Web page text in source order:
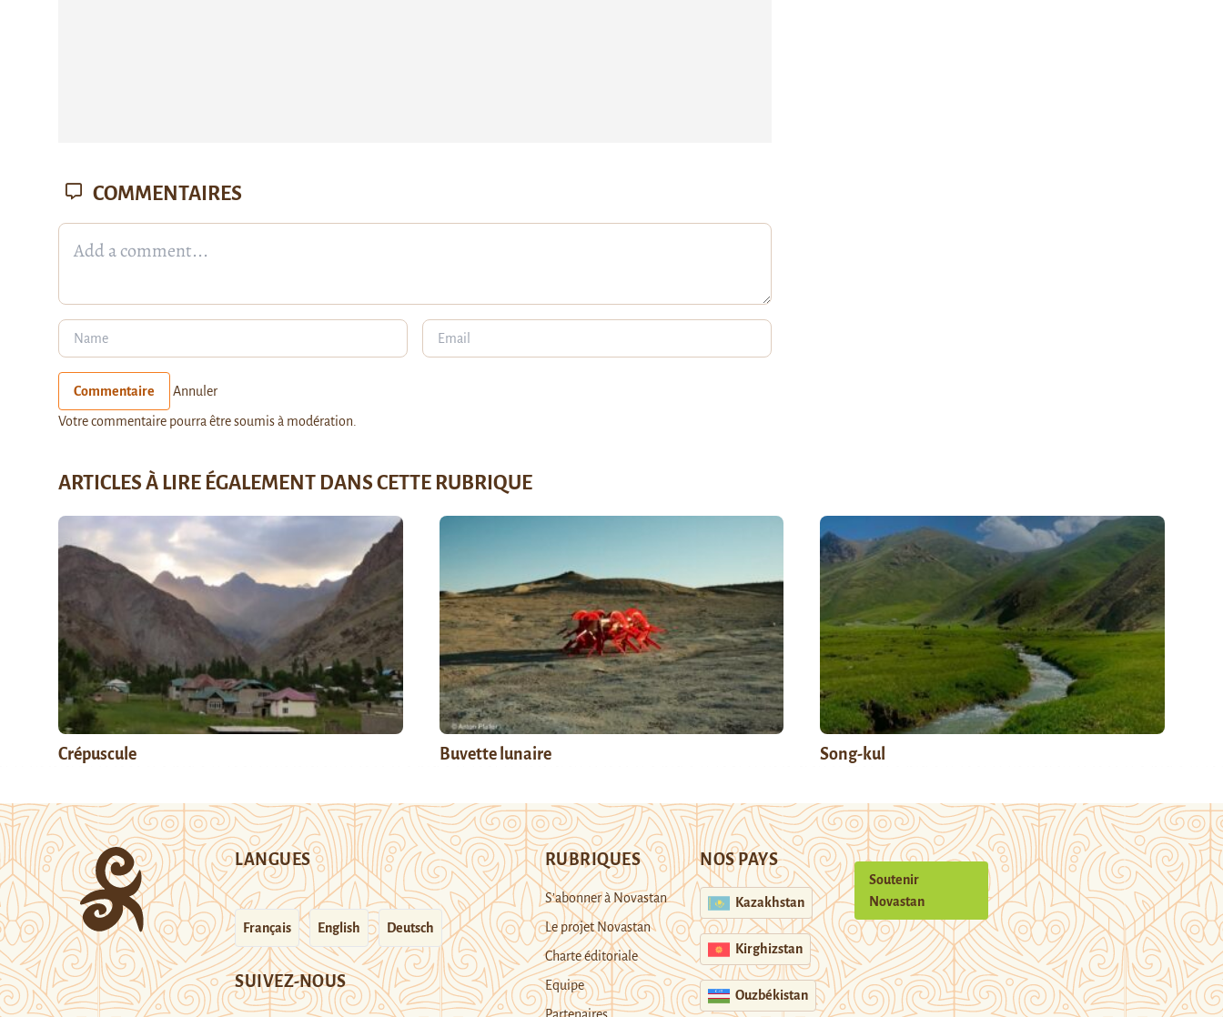
COMMENTAIRES
Commentaire Annuler
Votre commentaire pourra être soumis à modération.
ARTICLES À LIRE ÉGALEMENT DANS CETTE RUBRIQUE
Crépuscule Buvette lunaire Song-kul
LANGUES
Français English Deutsch
SUIVEZ-NOUS
RUBRIQUES
S’abonner à Novastan
Le projet Novastan
Charte éditoriale
Equipe
Partenaires
NOS PAYS
Kazakhstan
Kirghizstan
Ouzbékistan
Soutenir
Novastan